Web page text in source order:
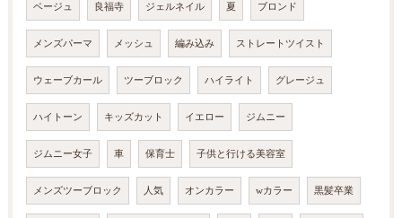
ベージュ 良福寺 ジェルネイル 夏 ブロンド
メンズパーマ メッシュ 編み込み ストレートツイスト
ウェーブカール ツーブロック ハイライト グレージュ
ハイトーン キッズカット イエロー ジムニー
ジムニー女子 車 保育士 子供と行ける美容室
メンズツーブロック 人気 オンカラー wカラー 黒髪卒業